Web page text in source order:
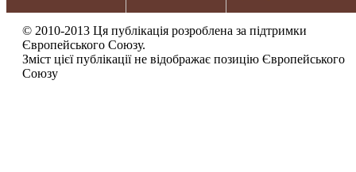
© 2010-2013 Ця публікація розроблена за підтримки
Європейського Союзу.
Зміст цієї публікації не відображає позицію Європейського
Союзу